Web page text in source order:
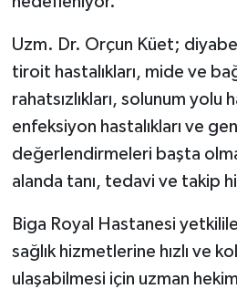
Uzm. Dr. Orçun Küet;
tiroit hastalıkları, mide ve
rahatsızlıkları, solunum yolu
enfeksiyon hastalıkları ve
değerlendirmeleri başta
alanda tanı, tedavi ve takip
Biga Royal Hastanesi
sağlık hizmetlerine hızlı ve
ulaşabilmesi için uzman